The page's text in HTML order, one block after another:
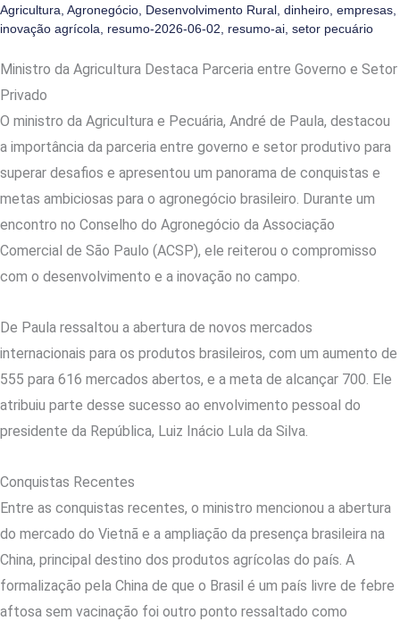
Agricultura Agronegócio Desenvolvimento Rural dinheiro empresas
inovação agrícola
resumo-2026-06-02 resumo-ai setor pecuário
Ministro da Agricultura Destaca Parceria entre Governo e Setor
Privado
O ministro da Agricultura e Pecuária, André de Paula, destacou
a importância da parceria entre governo e setor produtivo para
superar desafios e apresentou um panorama de conquistas e
metas ambiciosas para o agronegócio brasileiro. Durante um
encontro no Conselho do Agronegócio da Associação
Comercial de São Paulo (ACSP), ele reiterou o compromisso
com o desenvolvimento e a inovação no campo.
De Paula ressaltou a abertura de novos mercados
internacionais para os produtos brasileiros, com um aumento de
555 para 616 mercados abertos, e a meta de alcançar 700. Ele
atribuiu parte desse sucesso ao envolvimento pessoal do
presidente da República, Luiz Inácio Lula da Silva.
Conquistas Recentes
Entre as conquistas recentes, o ministro mencionou a abertura
do mercado do Vietnã e a ampliação da presença brasileira na
China, principal destino dos produtos agrícolas do país. A
formalização pela China de que o Brasil é um país livre de febre
aftosa sem vacinação foi outro ponto ressaltado como